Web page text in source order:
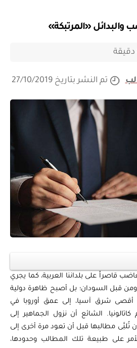
والبدائل «المرتبكة»
تم النشر بتاريخ 27/10/2019
قاصراً على بلداننا العربية، كما يجري
ومن قبل السودان؛ بل أصبح ظاهرة دولية
شرق آسيا، إلى عمق أوروبا في
الشائع أن نزول الجماهير إلى
تُلبَّى مطالبها قبل أن تعود مرة أخرى إلى
على طبيعة تلك المطالب وحدودها،